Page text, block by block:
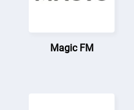
Magic FM